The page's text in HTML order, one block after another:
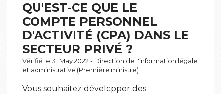
QU'EST-CE QUE LE
COMPTE PERSONNEL
D'ACTIVITÉ (CPA) DANS LE
SECTEUR PRIVÉ ?
Vérifié le 31 May 2022 - Direction de l'information légale
et administrative (Première ministre)
Vous souhaitez développer des